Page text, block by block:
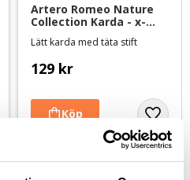
Artero Romeo Nature
Collection Karda - x-
small
Lätt karda med täta stift
129 kr